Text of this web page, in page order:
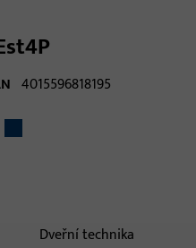
4015596818195
Dveřní technika